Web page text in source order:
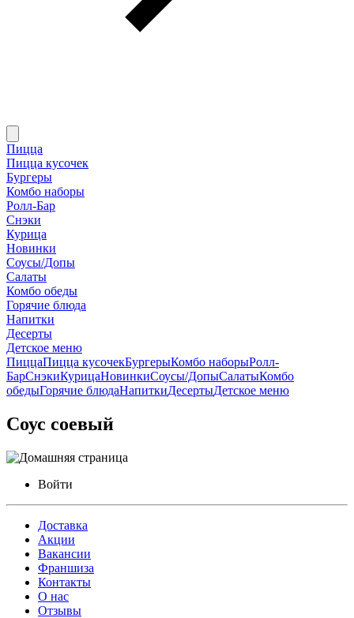
Пицца
Пицца кусочек
Бургеры
Комбо наборы
Ролл-Бар
Снэки
Курица
Новинки
Соусы/Допы
Салаты
Комбо обеды
Горячие блюда
Напитки
Десерты
Детское меню
ПиццаПицца кусочекБургерыКомбо наборыРолл-
БарСнэкиКурицаНовинкиСоусы/ДопыСалатыКомбо
обедыГорячие блюдаНапиткиДесертыДетское меню
Соус соевый
Войти
Доставка
Акции
Вакансии
Франшиза
Контакты
О нас
Отзывы